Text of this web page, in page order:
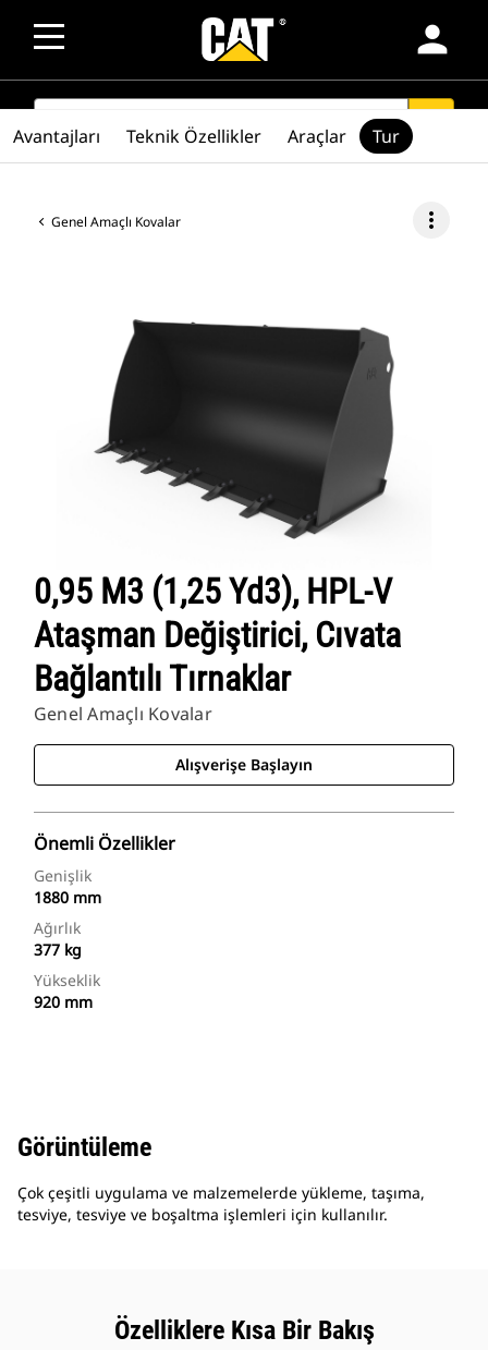
person
SEARCH
Genel Amaçlı Kovalar more_vert
0,95 M3 (1,25 Yd3), HPL-V
Ataşman Değiştirici, Cıvata
Bağlantılı Tırnaklar
Genel Amaçlı Kovalar
Alışverişe Başlayın
Önemli Özellikler
Genişlik
1880 mm
Ağırlık
377 kg
Yükseklik
920 mm
Avantajları Teknik Özellikler Araçlar Tur
Görüntüleme
Çok çeşitli uygulama ve malzemelerde yükleme, taşıma,
tesviye, tesviye ve boşaltma işlemleri için kullanılır.
Özelliklere Kısa Bir Bakış